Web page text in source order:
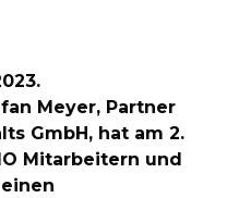
Meyer, Partner
GmbH, hat am 2.
Mitarbeitern und